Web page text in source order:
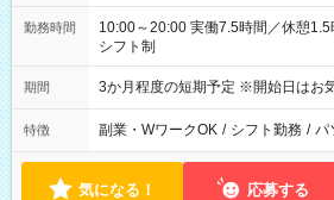
勤務時間
10:00～20:00 実働7.5時間／休憩1.5時間 営業時間に合わせた
シフト制
期間 3か月程度の短期予定 ※開始日はお
特徴 副業・WワークOK / シフト勤務 / パ
気になる！ 応募する